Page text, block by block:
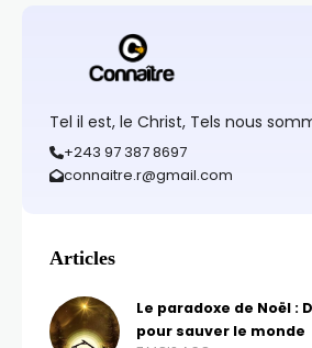
Tel il est, le Christ, Tels nous
+243 97 387 8697
connaitre.r@gmail.com
Articles
Le paradoxe de Noël :
pour sauver le monde